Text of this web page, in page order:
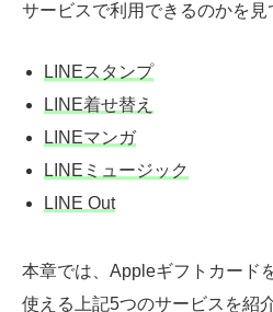
サービスで利用できるのかを見
LINEスタンプ
LINE着せ替え
LINEマンガ
LINEミュージック
LINE Out
本章では、Appleギフトカード
使える上記5つのサービスを紹